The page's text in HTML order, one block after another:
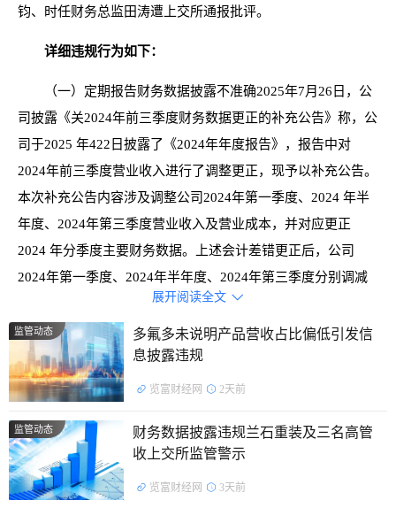
钧、时任财务总监田涛遭上交所通报批评。
详细违规行为如下：
（一）定期报告财务数据披露不准确2025年7月26日，公
司披露《关2024年前三季度财务数据更正的补充公告》称，公
司于2025 年422日披露了《2024年年度报告》，报告中对
2024年前三季度营业收入进行了调整更正，现予以补充公告。
本次补充公告内容涉及调整公司2024年第一季度、2024 年半
年度、2024年第三季度营业收入及营业成本，并对应更正
2024 年分季度主要财务数据。上述会计差错更正后，公司
2024年第一季度、2024年半年度、2024年第三季度分别调减
营业收入2,634,916,377.77元、4,013,726,598.71 元、
6,760,023,885.31元，分别占更正前对应科目金额的16.21%、
13.50%、14.38%；分别调减营业成本2,634,916,377.77元、
4,013,726,598.71元、6,760,023,885.31元，分别占更正前对应
（二）未依规及时回复监管函件2025 年 5 月 13 日，上海
证券交易所（以下简称本所）向公司发出《关于北京国联视讯
信息技术股份有限公司2024年年度报告的信息披露监管工作
展开阅读全文 
监管动态
多氟多未说明产品营收占比偏低引发信
息披露违规
览富财经网 2天前
监管动态
财务数据披露违规兰石重装及三名高管
收上交所监管警示
览富财经网 3天前